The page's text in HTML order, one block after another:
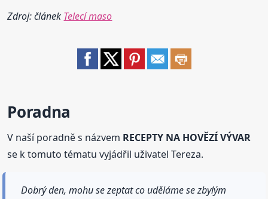
Zdroj: článek Telecí maso
Poradna
V naší poradně s názvem RECEPTY NA HOVĚZÍ VÝVAR
se k tomuto tématu vyjádřil uživatel Tereza.
Dobrý den, mohu se zeptat co uděláme se zbylým